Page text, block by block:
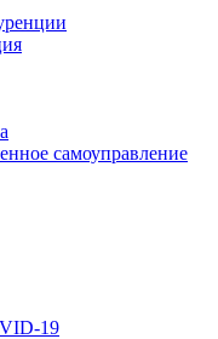
самоуправление
19